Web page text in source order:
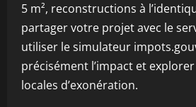
5 m², reconstructions à
partager votre projet avec le
utiliser le simulateur
précisément l’impact et
locales d’exonération.